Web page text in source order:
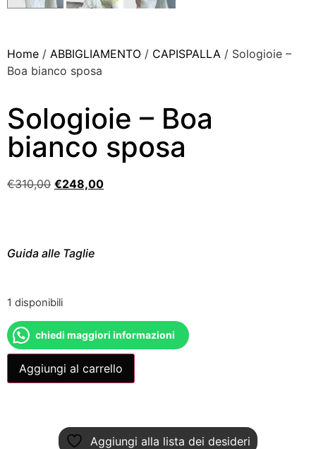
Home / ABBIGLIAMENTO / CAPISPALLA / Sologioie –
Boa bianco sposa
Sologioie – Boa
bianco sposa
€310,00 €248,00
Guida alle Taglie
1 disponibili
chiedi maggiori informazioni
Aggiungi al carrello
Aggiungi alla lista dei desideri